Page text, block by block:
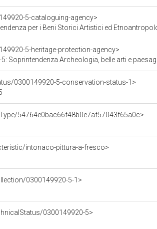
5-cataloguing-agency>
per i Beni Storici Artistici ed
5-heritage-protection-agency>
Soprintendenza Archeologia, belle arti e
0300149920-5-conservation-status-1>
54764e0bac66f48b0e7af57043f65a0c>
intonaco-pittura-a-fresco>
0300149920-5-1>
0300149920-5>